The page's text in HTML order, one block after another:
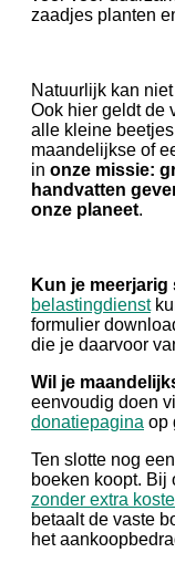
zaadjes planten
Natuurlijk kan
Ook hier geldt de
alle kleine
maandelijkse of
in onze missie:
handvatten
onze planeet.
Kun je
belastingdienst
formulier
die je daarvoor
Wil je
eenvoudig doen
donatiepagina op
Ten slotte nog
boeken koopt.
zonder extra
betaalt de vaste
het